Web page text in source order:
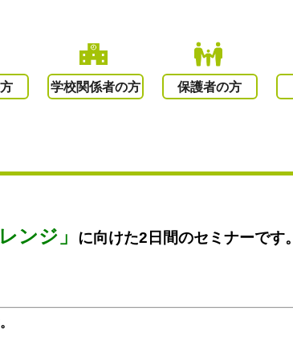
学校関係者の方 保護者の方
ンジ」 に向けた2日間のセミナーです。